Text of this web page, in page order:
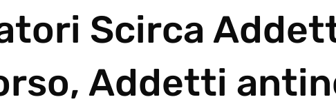
Scirca
Addetti